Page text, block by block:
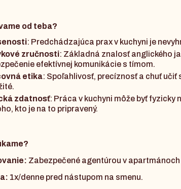
od teba?
: Predchádzajúca prax v kuchyni je
zručnosti: Základná znalosť anglického
efektívnej komunikácie s tímom.
etika: Spoľahlivosť, precíznosť a chuť učiť
zdatnosť: Práca v kuchyni môže byť fyzicky
kto je na to pripravený.
Zabezpečené agentúrou v
1x/denne pred nástupom na smenu.